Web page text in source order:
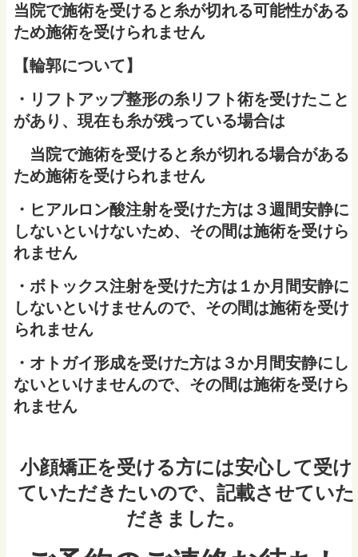
当院で施術を受けると糸が切れる可能性がある
ため施術を受けられません
【輪郭について】
・リフトアップ整形の糸リフト術を受けたこと
があり、現在も糸が残っている場合は
当院で施術を受けると糸が切れる場合がある
ため施術を受けられません
・ヒアルロン酸注射を受けた方は３週間安静に
しないといけないため、その間は施術を受けら
れません
・ボトックス注射を受けた方は１か月間安静に
しないといけませんので、その間は施術を受け
られません
・オトガイ形成を受けた方は３か月間安静にし
ないといけませんので、その間は施術を受けら
れません
小顔矯正を受ける方には安心して受け
ていただきたいので、記載させていた
だきました。